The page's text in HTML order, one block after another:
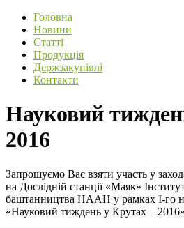
Головна
Новини
Статті
Продукція
Держзакупівлі
Контакти
Науковий
2016
Запрошуємо Вас взяти участь у
на Дослідній станції «Маяк»
баштанництва НААН у рамках І-го
«Науковий тиждень у Крутах –